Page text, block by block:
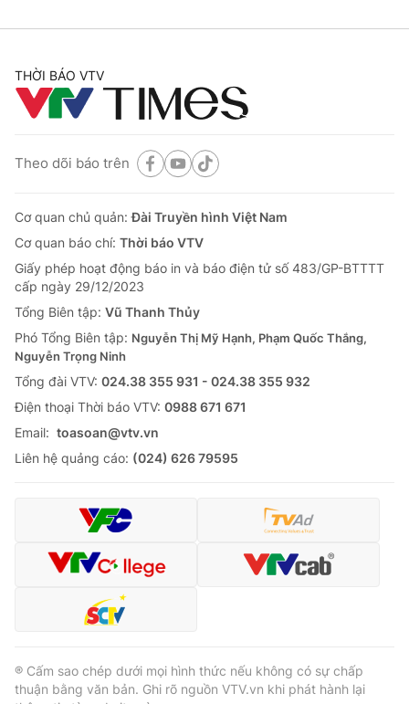
THỜI BÁO VTV
Theo dõi báo trên
Cơ quan chủ quản:Đài Truyền hình Việt Nam
Cơ quan báo chí: Thời báo VTV
Giấy phép hoạt động báo in và báo điện tử số 483/GP-BTTTT
cấp ngày 29/12/2023
Tổng Biên tập: Vũ Thanh Thủy
Phó Tổng Biên tập: Nguyễn Thị Mỹ Hạnh, Phạm Quốc Thắng,
Nguyễn Trọng Ninh
Tổng đài VTV: 024.38 355 931 - 024.38 355 932
Ðiện thoại Thời báo VTV: 0988 671 671
Email: toasoan@vtv.vn
Liên hệ quảng cáo: (024) 626 79595
® Cấm sao chép dưới mọi hình thức nếu không có sự chấp
thuận bằng văn bản. Ghi rõ nguồn VTV.vn khi phát hành lại